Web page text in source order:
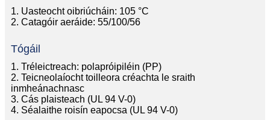
1. Uasteocht oibriúcháin: 105 °C
2. Catagóir aeráide: 55/100/56
Tógáil
1. Tréleictreach: polapróipiléin (PP)
2. Teicneolaíocht toilleora créachta le sraith
inmheánachnasc
3. Cás plaisteach (UL 94 V-0)
4. Séalaithe roisín eapocsa (UL 94 V-0)